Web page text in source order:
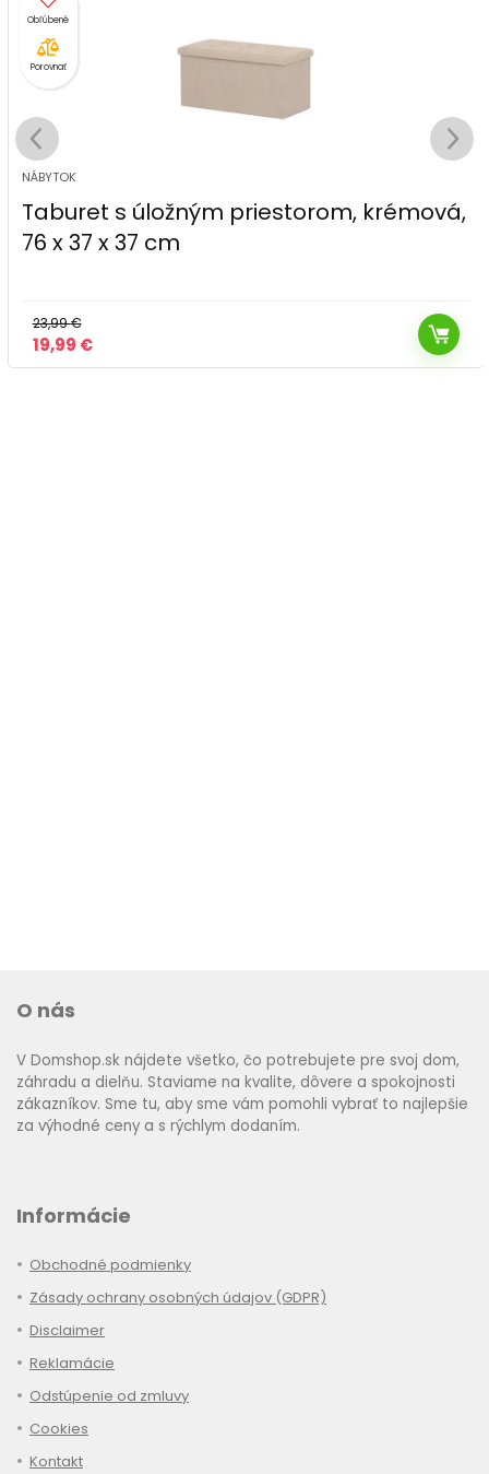
Porovnať
NÁBYTOK
Taburet s úložným priestorom, krémová,
76 x 37 x 37 cm
23,99€
Pôvodná
cena
19,99 €Aktuálna
cena
O nás
V Domshop.sk nájdete všetko, čo potrebujete pre svoj dom,
záhradu a dielňu. Staviame na kvalite, dôvere a spokojnosti
zákazníkov. Sme tu, aby sme vám pomohli vybrať to najlepšie
za výhodné ceny a s rýchlym dodaním.
Informácie
Obchodné podmienky
Zásady ochrany osobných údajov (GDPR)
Disclaimer
Reklamácie
Odstúpenie od zmluvy
Cookies
Kontakt